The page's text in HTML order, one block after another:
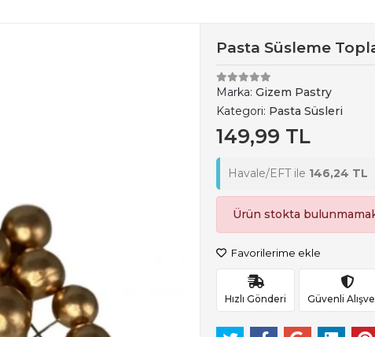
Pasta Süsleme
Marka:Gizem Pastry
Kategori: Pasta Süsleri
149,99 TL
Havale/EFT ile 146,24 TL
Ürün stokta
Favorilerime ekle
Hızlı Gönderi Güvenli